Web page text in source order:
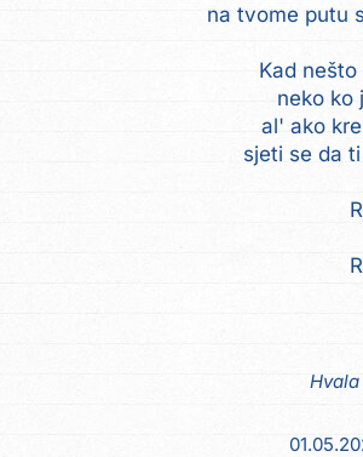
na tvome putu
Kad
neko ko
al' ako
sjeti se da
Hvala